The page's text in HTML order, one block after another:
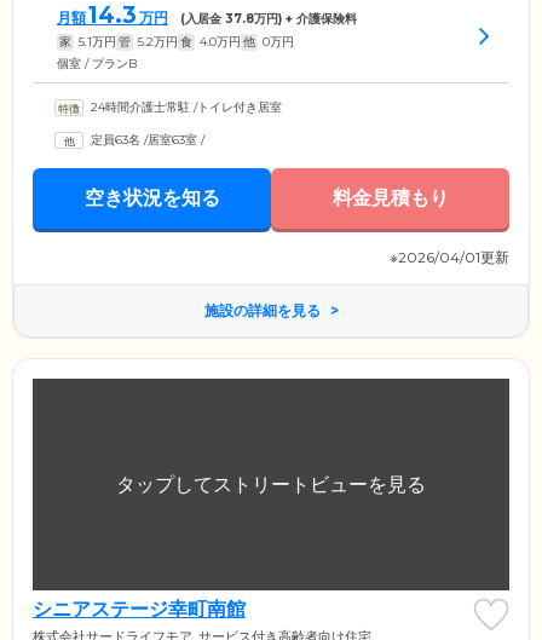
月額14.3 万円 (入居金 37.8万円) + 介護保険料
家 5.1万円 管 5.2万円 食 4.0万円 他 0万円
個室 / プランB
24時間介護士常駐 /トイレ付き居室
定員63名 /居室63室 /
空き状況を知る 料金見積もり
※2026/04/01更新
施設の詳細を見る
シニアステージ幸町南館
株式会社サードライフモア サービス付き高齢者向け住宅